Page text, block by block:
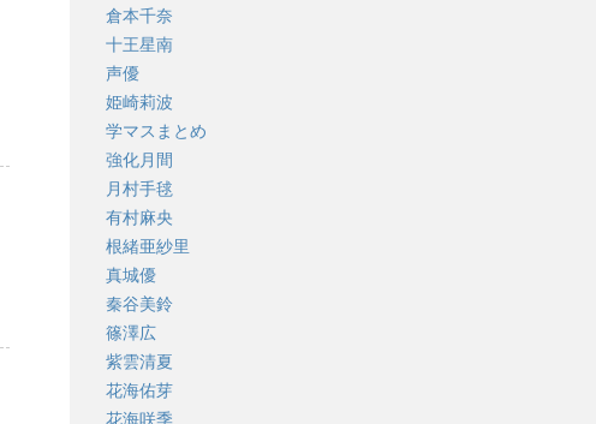
倉本千奈
十王星南
声優
姫崎莉波
学マスまとめ
強化月間
月村手毬
有村麻央
根緒亜紗里
真城優
秦谷美鈴
篠澤広
紫雲清夏
花海佑芽
花海咲季